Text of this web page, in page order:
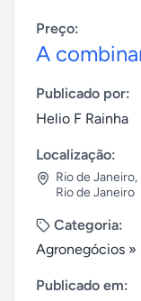
Preço:
A
Publicado por:
Helio F Rainha
Localização:
Rio de Janeiro,
Rio de Janeiro
Categoria:
Agronegócios »
Publicado em: